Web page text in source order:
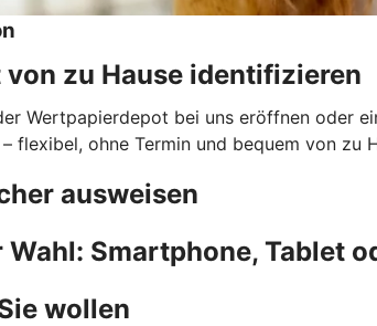
von zu Hause identifizieren
Wertpapierdepot bei uns eröffnen oder
flexibel, ohne Termin und bequem von zu
ausweisen
Wahl: Smartphone, Tablet
wollen